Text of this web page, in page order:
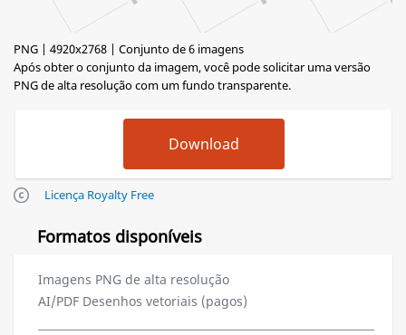
PNG | 4920x2768 | Conjunto de 6 imagens
Após obter o conjunto da imagem, você pode solicitar uma versão
PNG de alta resolução com um fundo transparente.
Licença Royalty Free
Formatos disponíveis
Imagens PNG de alta resolução
AI/PDF Desenhos vetoriais (pagos)